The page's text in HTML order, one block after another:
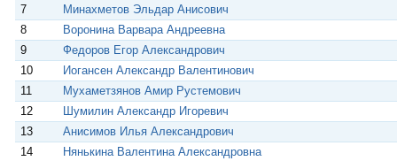
7
Минахметов Эльдар Анисович
8
Воронина Варвара Андреевна
9
Федоров Егор Александрович
10
Иогансен Александр Валентинович
11
Мухаметзянов Амир Рустемович
12
Шумилин Александр Игоревич
13
Анисимов Илья Александрович
14
Нянькина Валентина Александровна